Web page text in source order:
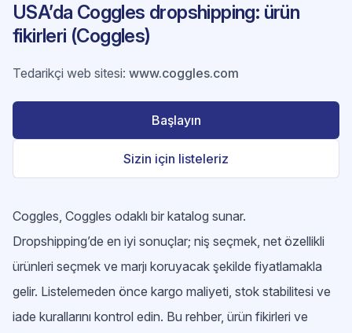
USA’da Coggles dropshipping: ürün
fikirleri (Coggles)
Tedarikçi web sitesi: www.coggles.com
Başlayın
Sizin için listeleriz
Coggles, Coggles odaklı bir katalog sunar.
Dropshipping’de en iyi sonuçlar; niş seçmek, net özellikli
ürünleri seçmek ve marjı koruyacak şekilde fiyatlamakla
gelir. Listelemeden önce kargo maliyeti, stok stabilitesi ve
iade kurallarını kontrol edin. Bu rehber, ürün fikirleri ve